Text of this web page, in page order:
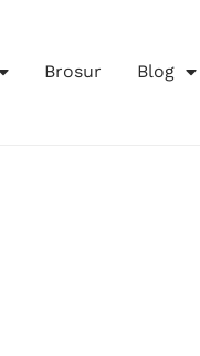
Brosur Blog